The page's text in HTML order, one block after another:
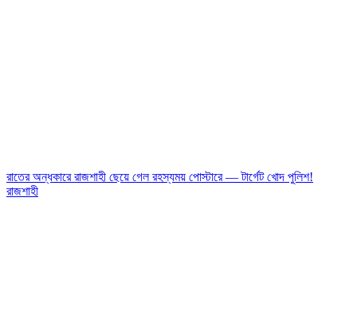
রাতের অন্ধকারে রাজশাহী ছেয়ে গেল রহস্যময় পোস্টারে — টার্গেট খোদ পুলিশ!
রাজশাহী